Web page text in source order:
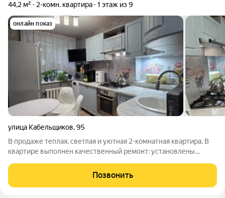
44,2 м² 2-комн. квартира 1 этаж из 9
онлайн показ
улица Кабельщиков,95
В продаже теплая, светлая и уютная 2-комнатная квартира. В
квартире выполнен качественный ремонт: установлены
полу покрытие ламинат и ковролин, лоджия остеклена,
заменены все межкомнатные
Позвонить